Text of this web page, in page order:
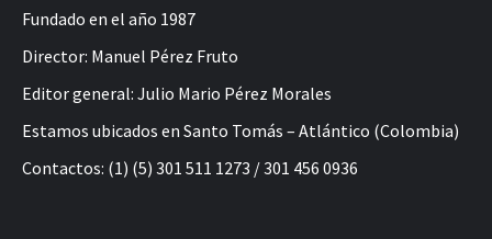
Fundado en el año 1987
Director: Manuel Pérez Fruto
Editor general: Julio Mario Pérez Morales
Estamos ubicados en Santo Tomás – Atlántico (Colombia)
Contactos: (1) (5) 301 511 1273 / 301 456 0936